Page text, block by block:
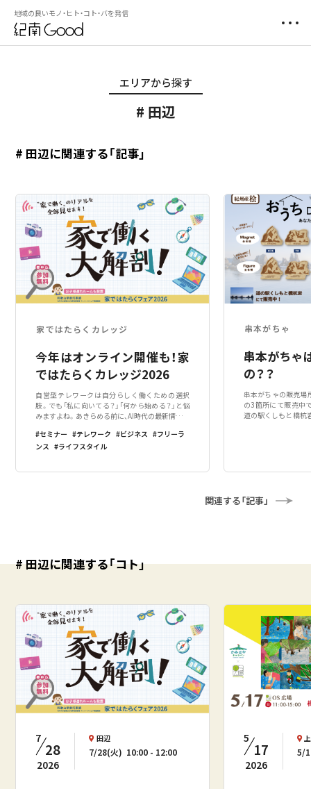
地域の良いモノ・ヒト・コト・バを発信
エリアから探す
田辺
# 田辺に関連する「記事」
家ではたらくカレッジ
今年はオンライン開催も！家
ではたらくカレッジ2026
自営型テレワークは自分らしく働くための選択
肢。でも「私に向いてる？」「何から始める？」と悩
みますよね。あきらめる前に、AI時代の最新情報や
様連れルームも設置！年齢不問・性別不問◆◇◆●
申し込み方法申し込みフォームから「家ではたら
セミナー テレワーク ビジネス
フリーラ
ンス
ライフスタイル
串本がちゃ
串本がちゃ
の？？
串本がちゃの販売場
の3箇所にて販売中
道の駅くしもと橋杭
関連する「記事」
# 田辺に関連する「コト」
7
28
2026
田辺
7/28(火) 10:00 12:00
5
17
2026
5/